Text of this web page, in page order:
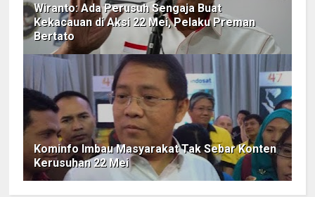
Wiranto: Ada Perusuh Sengaja Buat
Kekacauan di Aksi 22 Mei, Pelaku Preman
Bertato
Kominfo Imbau Masyarakat Tak Sebar Konten
Kerusuhan 22 Mei